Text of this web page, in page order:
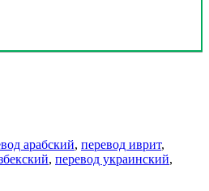
арабский, перевод иврит,
, перевод украинский,